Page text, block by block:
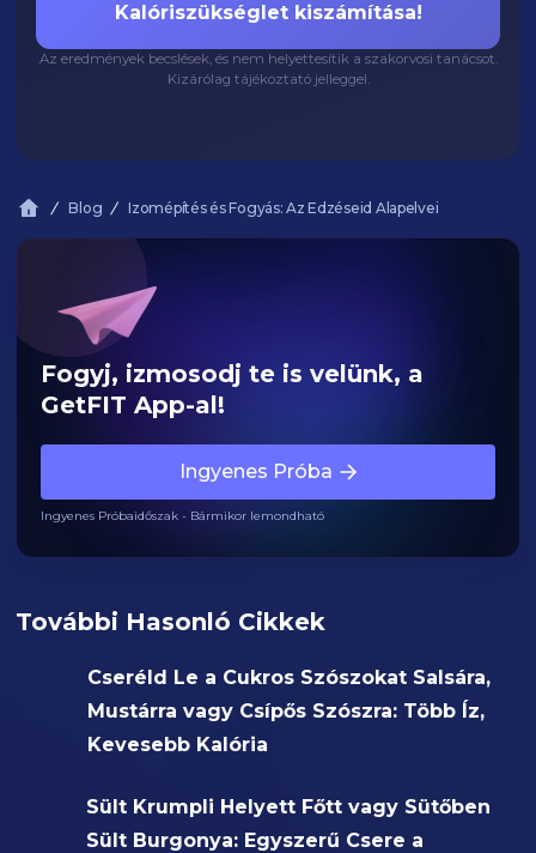
Kalóriszükséglet kiszámítása!
Az eredmények becslések, és nem helyettesítik a szakorvosi tanácsot.
Kizárólag tájékoztató jelleggel.
Blog Izomépítés és Fogyás: Az Edzéseid Alapelvei
Fogyj, izmosodj te is velünk, a
GetFIT App-al!
Ingyenes Próba
Ingyenes Próbaidőszak - Bármikor lemondható
További Hasonló Cikkek
Cseréld Le a Cukros Szószokat Salsára,
Mustárra vagy Csípős Szószra: Több Íz,
Kevesebb Kalória
Sült Krumpli Helyett Főtt vagy Sütőben
Sült Burgonya: Egyszerű Csere a